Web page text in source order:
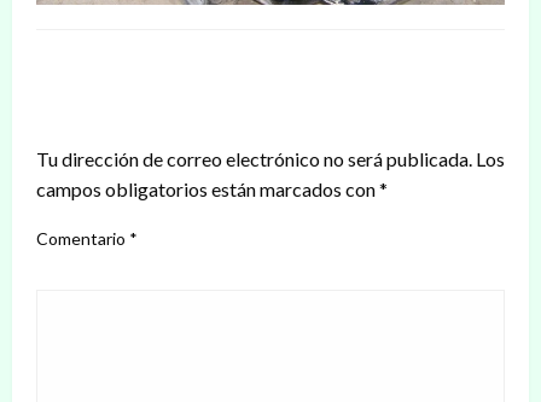
Tu dirección de correo electrónico no será publicada. Los
campos obligatorios están marcados con*
Comentario *